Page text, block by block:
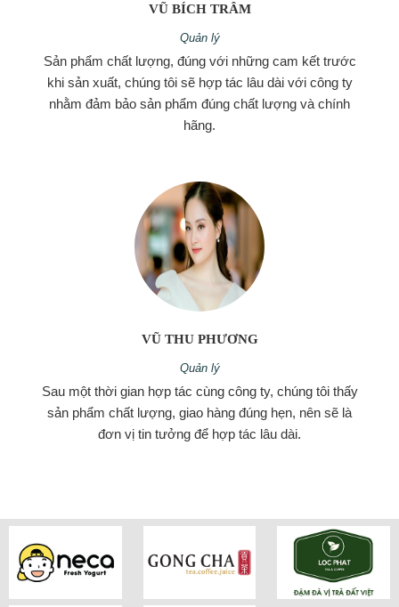
VŨ BÍCH TRÂM
Quản lý
Sản phẩm chất lượng, đúng với những cam kết trước
khi sản xuất, chúng tôi sẽ hợp tác lâu dài với công ty
nhằm đảm bảo sản phẩm đúng chất lượng và chính
hãng.
VŨ THU PHƯƠNG
Quản lý
Sau một thời gian hợp tác cùng công ty, chúng tôi thấy
sản phẩm chất lượng, giao hàng đúng hẹn, nên sẽ là
đơn vị tin tưởng để hợp tác lâu dài.